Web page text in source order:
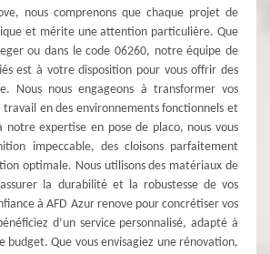
nous comprenons que chaque projet de
et mérite une attention particulière. Que
ou dans le code 06260, notre équipe de
est à votre disposition pour vous offrir des
Nous nous engageons à transformer vos
travail en des environnements fonctionnels et
notre expertise en pose de placo, nous vous
impeccable, des cloisons parfaitement
optimale. Nous utilisons des matériaux de
la durabilité et la robustesse de vos
à AFD Azur renove pour concrétiser vos
d’un service personnalisé, adapté à
budget. Que vous envisagiez une rénovation,